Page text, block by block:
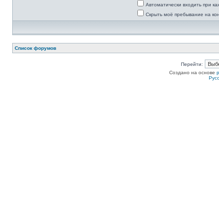
Автоматически входить при
Скрыть моё пребывание на
Список форумов
Перейти:
Создано на основе